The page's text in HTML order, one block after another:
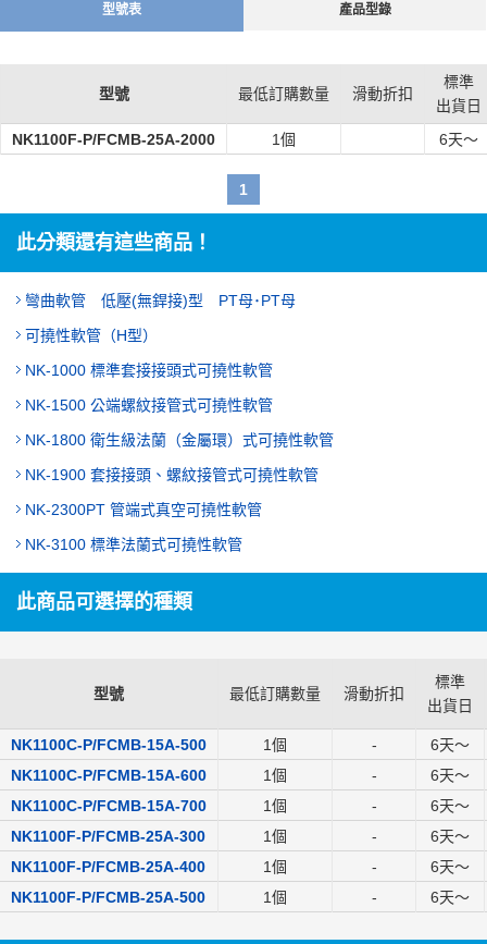
・吸收機器產生的振動，防止配管破損。
型號表 產品型錄
型號 最低訂購數量 滑動折扣
標準
出貨日
NK1100F-P/FCMB-25A-2000
1個 6天～
1
此分類還有這些商品！
彎曲軟管 低壓(無銲接)型 PT母･PT母
可撓性軟管（H型）
NK-1000 標準套接接頭式可撓性軟管
NK-1500 公端螺紋接管式可撓性軟管
NK-1800 衛生級法蘭（金屬環）式可撓性軟管
NK-1900 套接接頭、螺紋接管式可撓性軟管
NK-2300PT 管端式真空可撓性軟管
NK-3100 標準法蘭式可撓性軟管
此商品可選擇的種類
型號 最低訂購數量 滑動折扣
標準
出貨日
NK1100C-P/FCMB-15A-500 1個 - 6天～
NK1100C-P/FCMB-15A-600
1個 - 6天～
NK1100C-P/FCMB-15A-700
1個 - 6天～
NK1100F-P/FCMB-25A-300
1個 - 6天～
NK1100F-P/FCMB-25A-400
1個 - 6天～
NK1100F-P/FCMB-25A-500
1個 - 6天～